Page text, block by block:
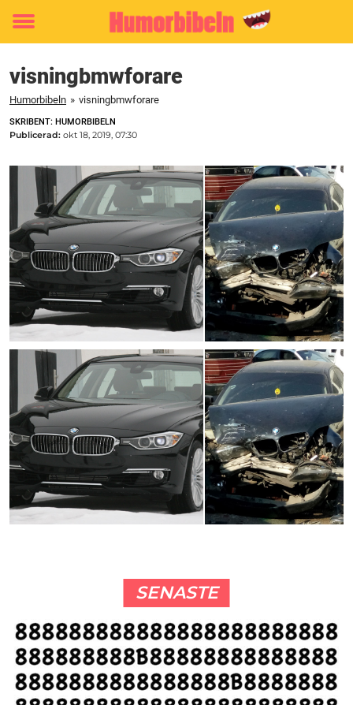
Toggle
visningbmwforare
Humorbibeln » visningbmwforare
SKRIBENT: HUMORBIBELN
Publicerad: okt 18, 2019, 07:30
SENASTE